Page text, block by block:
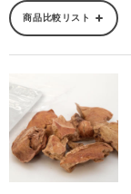
商品比較リスト